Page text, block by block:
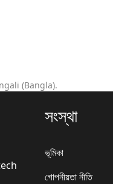
(Bangla).
সংস্থা
ভূমিকা
গোপনীয়তা নীতি